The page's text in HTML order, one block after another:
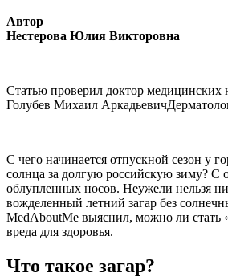
Автор
Нестерова Юлия Викторовна
Статью проверил доктор медицинских
Голубев Михаил
С чего начинается отпускной сезон у
солнца за долгую российскую зиму?
облупленных носов. Неужели нельзя
вожделенный летний загар без
MedAboutMe выяснил, можно ли стать
вреда для здоровья.
Что такое загар?